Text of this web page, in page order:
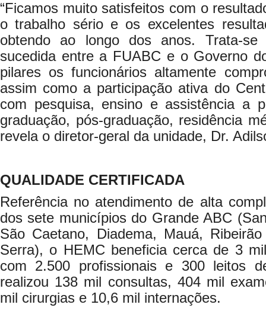
“Ficamos muito satisfeitos com o
o trabalho sério e os excelentes
obtendo ao longo dos anos. Trata-
sucedida entre a FUABC e o Governo
pilares os funcionários altamente
assim como a participação ativa do
com pesquisa, ensino e assistência a
graduação, pós-graduação, residência
revela o diretor-geral da unidade, Dr.
QUALIDADE CERTIFICADA
Referência no atendimento de alta
dos sete municípios do Grande ABC
São Caetano, Diadema, Mauá,
Serra), o HEMC beneficia cerca de 3
com 2.500 profissionais e 300 leitos
realizou 138 mil consultas, 404 mil
mil cirurgias e 10,6 mil internações.